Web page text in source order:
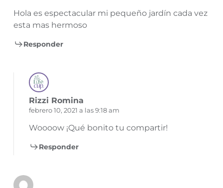
Hola es espectacular mi pequeño jardín cada vez
esta mas hermoso
Responder
Rizzi Romina
febrero 10, 2021 a las 9:18 am
Woooow ¡Qué bonito tu compartir!
Responder